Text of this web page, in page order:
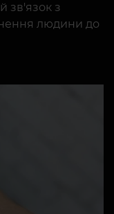
зв'язок з
людини до